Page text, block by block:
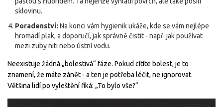
sklovinu.
Poradenství: Na konci vám hygienik ukáže, kde se vám nejlépe
hromadí plak, a doporučí, jak správně čistit - např. jak používat
mezi zuby niti nebo ústní vodu.
Neexistuje žádná „bolestivá“ fáze. Pokud cítíte bolest, je to
znamení, že máte zánět - a ten je potřeba léčit, ne ignorovat.
Většina lidí po vyleštění říká: „To bylo vše?“